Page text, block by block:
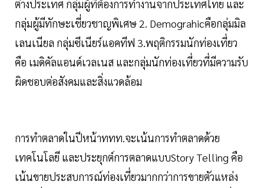
ต่างประเทศ กลุ่มผู้ที่ต้องการทำงานจากประเทศไทย และ
กลุ่มผู้มีทักษะเชี่ยวชาญพิเศษ 2. Demograhicคือกลุ่มมิล
เลนเนียล กลุ่มซีเนียร์แอคทีฟ 3.พฤติกรรมนักท่องเที่ยว
คือ เมดิคัลแอนด์เวลเนส และกลุ่มนักท่องเที่ยวที่มีความรับ
ผิดชอบต่อสังคมและสิ่งแวดล้อม
การทำตลาดในปีหน้าททท.จะเน้นการทำตลาดด้วย
เทคโนโลยี และประยุกต์การตลาดแบบStory Telling คือ
เน้นขายประสบการณ์ท่องเที่ยวมากกว่าการขายตัวแหล่ง